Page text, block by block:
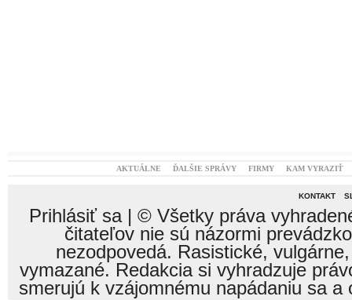
AKTUÁLNE ĎALŠIE SPRÁVY FIRMY KAM VYRAZIŤ
KONTAKT
Prihlásiť sa| © Všetky práva
čitateľov nie sú názormi
nezodpovedá. Rasistické,
vymazané. Redakcia si vyhradzuje
smerujú k vzájomnému napádaniu sa